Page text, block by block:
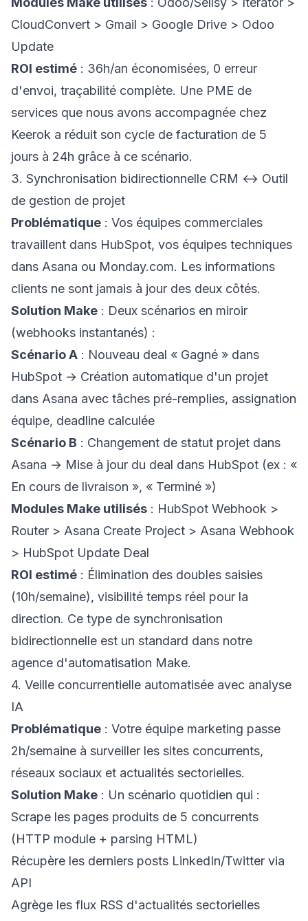
CloudConvert > Gmail > Google Drive > Odoo
Update
ROI estimé : 36h/an économisées, 0 erreur
d'envoi, traçabilité complète. Une PME de
services que nous avons accompagnée chez
Keerok a réduit son cycle de facturation de 5
jours à 24h grâce à ce scénario.
3. Synchronisation bidirectionnelle CRM ↔ Outil
de gestion de projet
Problématique : Vos équipes commerciales
travaillent dans HubSpot, vos équipes techniques
dans Asana ou Monday.com. Les informations
clients ne sont jamais à jour des deux côtés.
Solution Make : Deux scénarios en miroir
(webhooks instantanés) :
Scénario A : Nouveau deal « Gagné » dans
HubSpot → Création automatique d'un projet
dans Asana avec tâches pré-remplies, assignation
équipe, deadline calculée
Scénario B : Changement de statut projet dans
Asana → Mise à jour du deal dans HubSpot (ex : «
En cours de livraison », « Terminé »)
Modules Make utilisés : HubSpot Webhook >
Router > Asana Create Project > Asana Webhook
> HubSpot Update Deal
ROI estimé : Élimination des doubles saisies
(10h/semaine), visibilité temps réel pour la
direction. Ce type de synchronisation
bidirectionnelle est un standard dans notre
agence d'automatisation Make.
4. Veille concurrentielle automatisée avec analyse
IA
Problématique : Votre équipe marketing passe
2h/semaine à surveiller les sites concurrents,
réseaux sociaux et actualités sectorielles.
Solution Make : Un scénario quotidien qui :
Scrape les pages produits de 5 concurrents
(HTTP module + parsing HTML)
Récupère les derniers posts LinkedIn/Twitter via
API
Agrège les flux RSS d'actualités sectorielles